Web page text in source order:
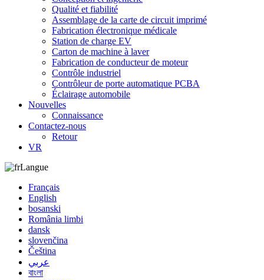
Qualité et fiabilité
Assemblage de la carte de circuit imprimé
Fabrication électronique médicale
Station de charge EV
Carton de machine à laver
Fabrication de conducteur de moteur
Contrôle industriel
Contrôleur de porte automatique PCBA
Éclairage automobile
Nouvelles
Connaissance
Contactez-nous
Retour
VR
Langue
Français
English
bosanski
România limbi
dansk
slovenčina
Čeština
عربي
বাংলা